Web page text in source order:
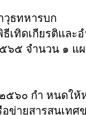
วุธทหารบก
เทิดเกียรติและ
๖๕ จำนวน ๑ แ
๖๐ กำ หนดให้
ข่ายสารสนเท